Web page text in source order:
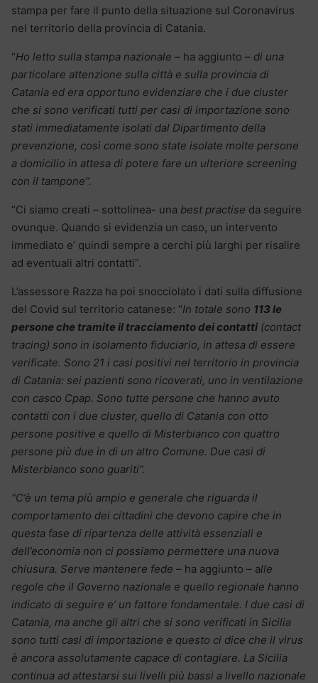
stampa per fare il punto della situazione sul Coronavirus
nel territorio della provincia di Catania.
“Ho letto sulla stampa nazionale – ha aggiunto – di una
particolare attenzione sulla città e sulla provincia di
Catania ed era opportuno evidenziare che i due cluster
che si sono verificati tutti per casi di importazione sono
stati immediatamente isolati dal Dipartimento della
prevenzione, così come sono state isolate molte persone
a domicilio in attesa di potere fare un ulteriore screening
con il tampone”.
“Ci siamo creati – sottolinea- una best practise da seguire
ovunque. Quando si evidenzia un caso, un intervento
immediato e’ quindi sempre a cerchi più larghi per risalire
ad eventuali altri contatti”.
L’assessore Razza ha poi snocciolato i dati sulla diffusione
del Covid sul territorio catanese: “In totale sono 113 le
persone che tramite il tracciamento dei contatti (contact
tracing) sono in isolamento fiduciario, in attesa di essere
verificate. Sono 21 i casi positivi nel territorio in provincia
di Catania: sei pazienti sono ricoverati, uno in ventilazione
con casco Cpap. Sono tutte persone che hanno avuto
contatti con i due cluster, quello di Catania con otto
persone positive e quello di Misterbianco con quattro
persone più due in di un altro Comune. Due casi di
Misterbianco sono guariti”.
“C’è un tema più ampio e generale che riguarda il
comportamento dei cittadini che devono capire che in
questa fase di ripartenza delle attività essenziali e
dell’economia non ci possiamo permettere una nuova
chiusura. Serve mantenere fede – ha aggiunto – alle
regole che il Governo nazionale e quello regionale hanno
indicato di seguire e’ un fattore fondamentale. I due casi di
Catania, ma anche gli altri che si sono verificati in Sicilia
sono tutti casi di importazione e questo ci dice che il virus
è ancora assolutamente capace di contagiare. La Sicilia
continua ad attestarsi sui livelli più bassi a livello nazionale